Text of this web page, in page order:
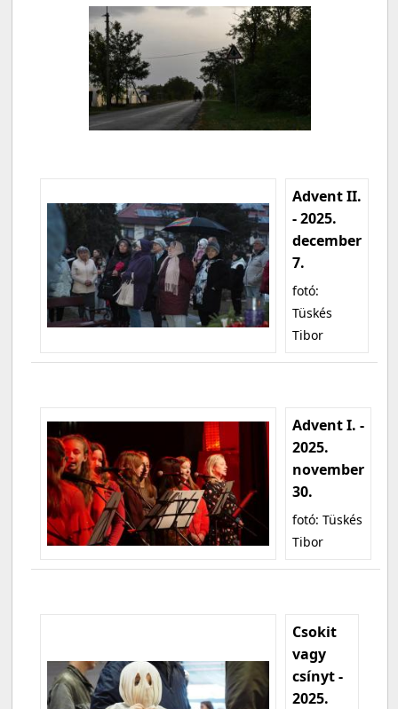
Advent II.
- 2025.
december
7.
fotó:
Tüskés
Tibor
Advent I. -
2025.
november
30.
fotó: Tüskés
Tibor
Csokit
vagy
csínyt -
2025.